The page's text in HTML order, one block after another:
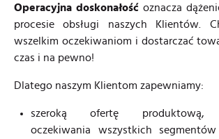
Operacyjna doskonałość oznacza
procesie obsługi naszych Klientów.
wszelkim oczekiwaniom i dostarczać
czas i na pewno!
Dlatego naszym Klientom zapewniamy:
szeroką ofertę produktową,
oczekiwania wszystkich